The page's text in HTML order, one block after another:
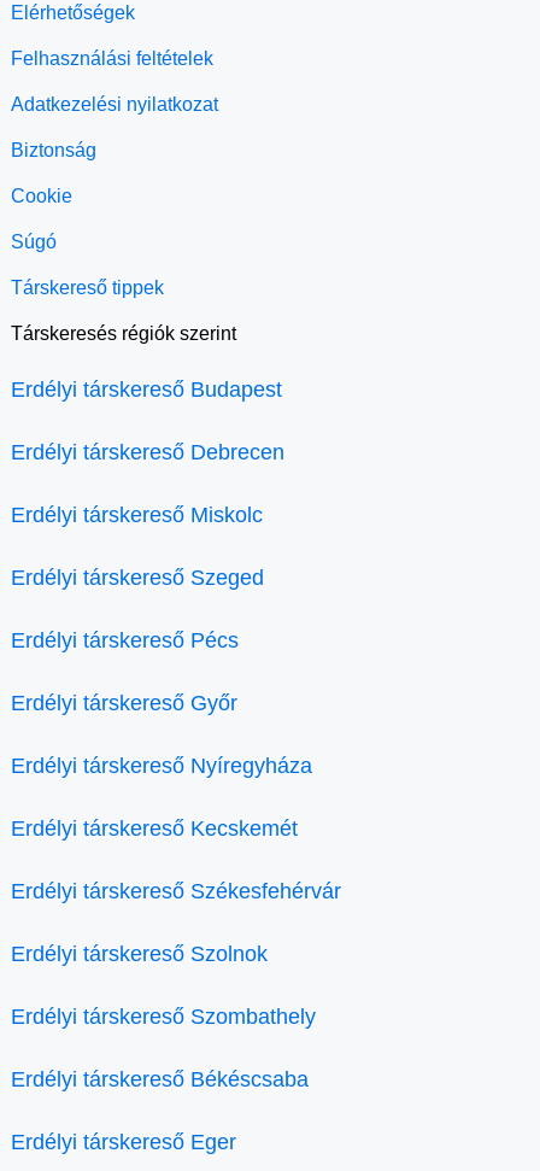
Elérhetőségek
Felhasználási feltételek
Adatkezelési nyilatkozat
Biztonság
Cookie
Súgó
Társkereső tippek
Társkeresés régiók szerint
Erdélyi társkereső Budapest
Erdélyi társkereső Debrecen
Erdélyi társkereső Miskolc
Erdélyi társkereső Szeged
Erdélyi társkereső Pécs
Erdélyi társkereső Győr
Erdélyi társkereső Nyíregyháza
Erdélyi társkereső Kecskemét
Erdélyi társkereső Székesfehérvár
Erdélyi társkereső Szolnok
Erdélyi társkereső Szombathely
Erdélyi társkereső Békéscsaba
Erdélyi társkereső Eger